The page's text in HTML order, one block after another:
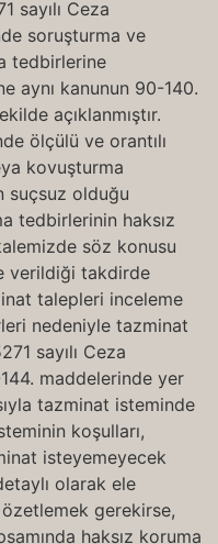
sayılı Ceza
soruşturma ve
tedbirlerine
aynı kanunun 90-140.
açıklanmıştır.
ölçülü ve orantılı
kovuşturma
suçsuz olduğu
tedbirlerinin haksız
söz konusu
verildiği takdirde
talepleri inceleme
nedeniyle tazminat
sayılı Ceza
maddelerinde yer
tazminat isteminde
koşulları,
isteyemeyecek
olarak ele
gerekirse,
haksız koruma